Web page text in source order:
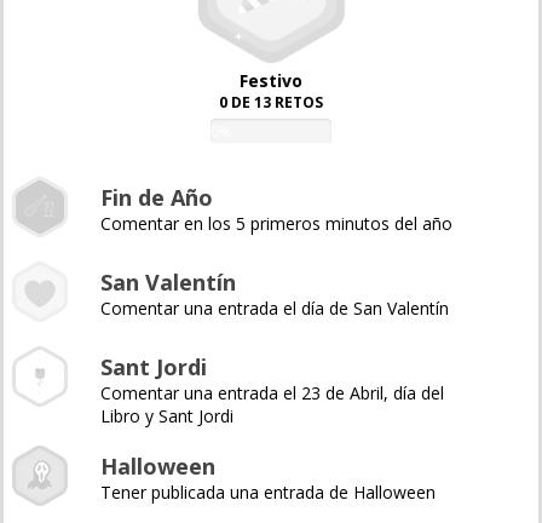
Festivo
0 DE 13 RETOS
Fin de Año
Comentar en los 5 primeros minutos del año
San Valentín
Comentar una entrada el día de San Valentín
Sant Jordi
Comentar una entrada el 23 de Abril, día del
Libro y Sant Jordi
Halloween
Tener publicada una entrada de Halloween